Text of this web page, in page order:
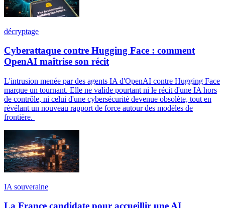
décryptage
Cyberattaque contre Hugging Face : comment
OpenAI maîtrise son récit
L'intrusion menée par des agents IA d'OpenAI contre Hugging Face
marque un tournant. Elle ne valide pourtant ni le récit d'une IA hors
de contrôle, ni celui d'une cybersécurité devenue obsolète, tout en
révélant un nouveau rapport de force autour des modèles de
frontière.
IA souveraine
La France candidate pour accueillir une AI